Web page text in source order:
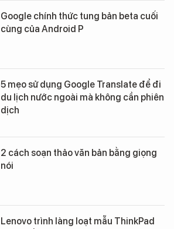
Google chính thức tung bản beta cuối
cùng của Android P
5 mẹo sử dụng Google Translate để đi
du lịch nước ngoài mà không cần phiên
dịch
2 cách soạn thảo văn bản bằng giọng
nói
Lenovo trình làng loạt mẫu ThinkPad